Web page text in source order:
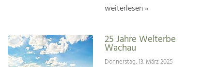
weiterlesen »
25 Jahre Welterbe
Wachau
Donnerstag, 13. März 2025